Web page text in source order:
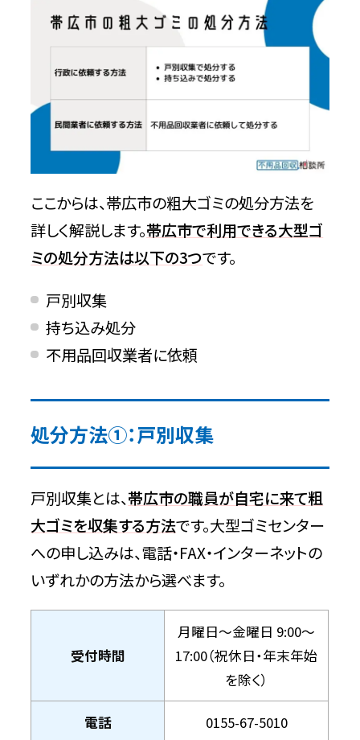
ここからは、帯広市の粗大ゴミの処分方法を
詳しく解説します。帯広市で利用できる大型ゴ
ミの処分方法は以下の3つです。
戸別収集
持ち込み処分
不用品回収業者に依頼
処分方法①：戸別収集
戸別収集とは、帯広市の職員が自宅に来て粗
大ゴミを収集する方法です。大型ゴミセンター
への申し込みは、電話・FAX・インターネットの
いずれかの方法から選べます。
受付時間
月曜日〜金曜日 9:00〜
17:00（祝休日・年末年始
を除く）
電話 0155-67-5010